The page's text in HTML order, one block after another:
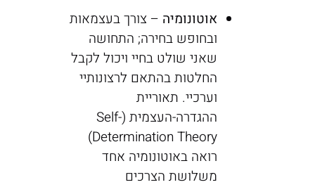
אוטונומיה– צורך בעצמאות
ובחופש בחירה; התחושה
שאני שולט בחיי ויכול לקבל
החלטות בהתאם לרצונותיי
וערכיי. תאוריית
ההגדרה-העצמית (Self-
Determination Theory)
רואה באוטונומיה אחד
משלושת הצרכים